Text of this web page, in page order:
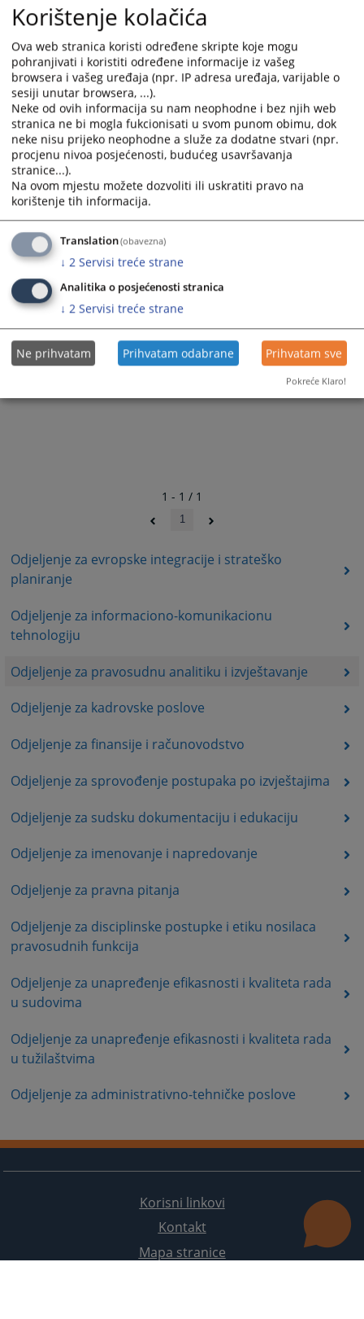
Odjeljenje za evropske integracije i strateško
planiranje
Odjeljenje za informaciono-komunikacionu
tehnologiju
Odjeljenje za pravosudnu analitiku i izvještavanje
Odjeljenje za kadrovske poslove
Odjeljenje za finansije i računovodstvo
Odjeljenje za sprovođenje postupaka po izvještajima
Odjeljenje za sudsku dokumentaciju i edukaciju
Odjeljenje za imenovanje i napredovanje
Odjeljenje za pravna pitanja
Odjeljenje za disciplinske postupke i etiku nosilaca
pravosudnih funkcija
Odjeljenje za unapređenje efikasnosti i kvaliteta rada
u sudovima
Odjeljenje za unapređenje efikasnosti i kvaliteta rada
u tužilaštvima
Odjeljenje za administrativno-tehničke poslove
• Učestvovanje u postupcima srednjoročnog planiranja, godišnjeg
programiranja, praćenja i izvještavanja u VSTS-u BiH;
• Identifikovanje, razvijanje i primjena novih i poboljšanih načina rada za
podršku razvoju Sekretarijata VSTS-a BiH i postizanje utvrđenih ciljeva
VSTS-a BiH;
• Obavljanje ostalih aktivnosti proizašlih iz nadležnosti Odjeljenja i
drugih zadataka po nalogu direktora Sekretarijata VSTS-a BiH.
5102 PREGLEDA
1 - 1 / 1
1
Korisni linkovi
Kontakt
Mapa stranice
Korištenje kolačića
Ova web stranica koristi određene skripte koje mogu
pohranjivati i koristiti određene informacije iz vašeg
browsera i vašeg uređaja (npr. IP adresa uređaja, varijable o
sesiji unutar browsera, ...).
Neke od ovih informacija su nam neophodne i bez njih web
stranica ne bi mogla fukcionisati u svom punom obimu, dok
neke nisu prijeko neophodne a služe za dodatne stvari (npr.
procjenu nivoa posjećenosti, budućeg usavršavanja
stranice...).
Na ovom mjestu možete dozvoliti ili uskratiti pravo na
korištenje tih informacija.
Translation(obavezna)
↓ 2 Servisi treće strane
Analitika o posjećenosti stranica
↓ 2 Servisi treće strane
Ne prihvatam Prihvatam odabrane Prihvatam sve
Pokreće Klaro!